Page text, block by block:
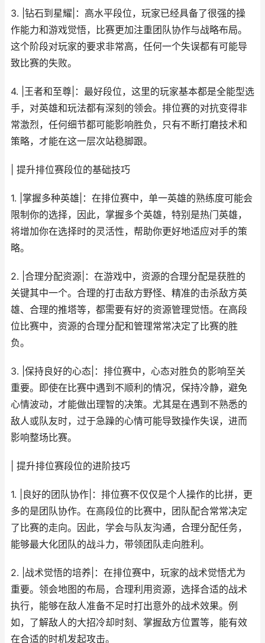
3. |钻石到星耀|：高水平段位，玩家已经具备了很强的操
作能力和游戏觉悟，比赛更加注重团队协作与战略布局。
这个阶段对玩家的要求非常高，任何一个失误都有可能导
致比赛的失败。
4. |王者和至尊|：最好段位，这里的玩家基本都是全能型选
手，对英雄和玩法都有深刻的领会。排位赛的对抗变得非
常激烈，任何细节都可能影响胜负，只有不断打磨技术和
策略，才能在这一层次站稳脚跟。
| 提升排位赛段位的基础技巧
1. |掌握多种英雄|：在排位赛中，单一英雄的熟练度可能会
限制你的选择，因此，掌握多个英雄，特别是热门英雄，
将增加你在选择时的灵活性，帮助你更好地适应对手的策
略。
2. |合理分配资源|：在游戏中，资源的合理分配是获胜的
关键其中一个。合理的打击敌方野怪、精准的击杀敌方英
雄、合理的推塔等，都需要有好的资源管理觉悟。在高段
位比赛中，资源的合理分配和管理常常决定了比赛的胜
负。
3. |保持良好的心态|：排位赛中，心态对胜负的影响至关
重要。即使在比赛中遇到不顺利的情况，保持冷静，避免
心情波动，才能做出理智的决策。尤其是在遇到不熟悉的
敌人或队友时，过于急躁的心情可能导致操作失误，进而
影响整场比赛。
| 提升排位赛段位的进阶技巧
1. |良好的团队协作|：排位赛不仅仅是个人操作的比拼，更
多的是团队协作。在高段位的比赛中，团队配合常常决定
了比赛的走向。因此，学会与队友沟通，合理分配任务，
能够最大化团队的战斗力，带领团队走向胜利。
2. |战术觉悟的培养|：在排位赛中，玩家的战术觉悟尤为
重要。领会地图的布局，合理利用资源，选择合适的战术
执行，能够在敌人准备不足时打出意外的战术效果。例
如，了解敌人的大招冷却时刻、掌握敌方位置等，能有效
在合适的时机发起攻击。